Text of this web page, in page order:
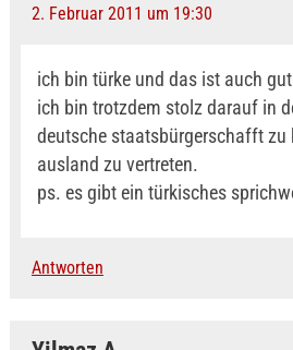
2. Februar 2011 um 19:30
ich bin türke und das ist auch
ich bin trotzdem stolz darauf in
deutsche staatsbürgerschafft
ausland zu vertreten.
ps. es gibt ein türkisches
Antworten